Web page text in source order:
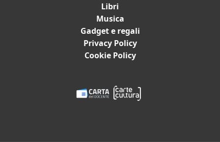
Libri
Musica
Gadget e regali
Privacy Policy
Cookie Policy
Bambini e ragazzi